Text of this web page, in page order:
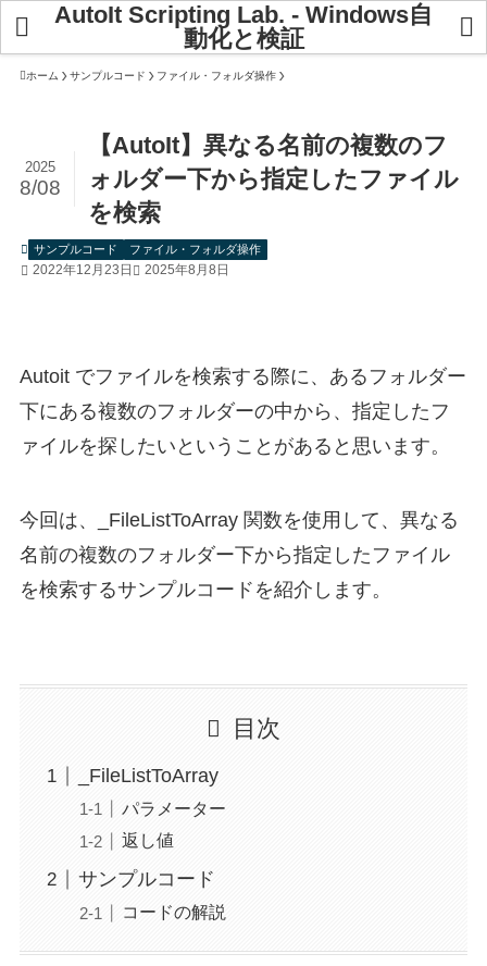
AutoIt Scripting Lab. - Windows自
動化と検証
ホーム サンプルコード ファイル・フォルダ操作
【AutoIt】異なる名前の複数のフ
ォルダー下から指定したファイル
を検索
2025
8/08
サンプルコード ファイル・フォルダ操作
2022年12月23日 2025年8月8日
Autoit でファイルを検索する際に、あるフォルダー
下にある複数のフォルダーの中から、指定したフ
ァイルを探したいということがあると思います。
今回は、_FileListToArray 関数を使用して、異なる
名前の複数のフォルダー下から指定したファイル
を検索するサンプルコードを紹介します。
目次
_FileListToArray
パラメーター
返し値
サンプルコード
コードの解説